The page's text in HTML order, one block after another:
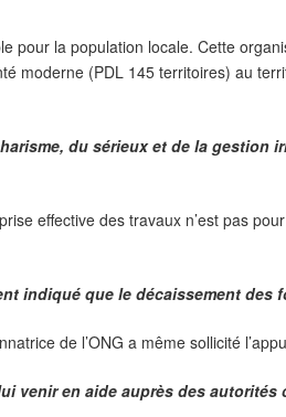
pour la population locale. Cette
moderne (PDL 145 territoires) au
du sérieux et de la
effective des travaux n’est pas
indiqué que le décaissement
de l’ONG a même sollicité
venir en aide auprès des autorités